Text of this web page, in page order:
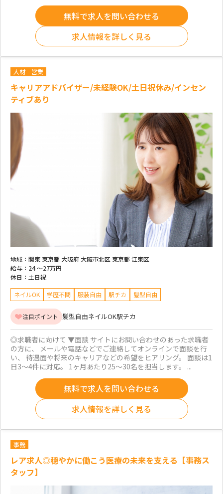
無料で求人を問い合わせる
求人情報を詳しく見る
人材 営業
キャリアアドバイザー/未経験OK/土日祝休み/インセン
ティブあり
地域： 関東 東京都 大阪府 大阪市北区 東京都 江東区
給与： 24 ～27万円
休日： 土日祝
ネイルOK 学歴不問 服装自由 駅チカ 髪型自由
注目ポイント 髪型自由ネイルOK駅チカ
◎求職者に向けて ▼面談 サイトにお問い合わせのあった求職者
の方に、 メールや電話などでご連絡してオンラインで面談を行
い、 待遇面や将来のキャリアなどの希望をヒアリング。 面談は1
日3～4件に対応。 1ヶ月あたり25～30名を担当します。 ...
無料で求人を問い合わせる
求人情報を詳しく見る
事務
レア求人◎穏やかに働こう医療の未来を支える【事務ス
タッフ】